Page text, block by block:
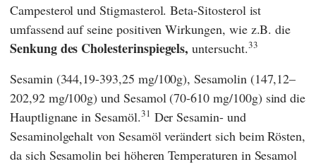
Campesterol und Stigmasterol. Beta-Sitosterol ist
umfassend auf seine positiven Wirkungen, wie z.B. die
Senkung des Cholesterinspiegels,untersucht.33
Sesamin (344,19-393,25 mg/100g), Sesamolin (147,12–
202,92 mg/100g) und Sesamol (70-610 mg/100g) sind die
Hauptlignane in Sesamöl.31 Der Sesamin- und
Sesaminolgehalt von Sesamöl verändert sich beim Rösten,
da sich Sesamolin bei höheren Temperaturen in Sesamol